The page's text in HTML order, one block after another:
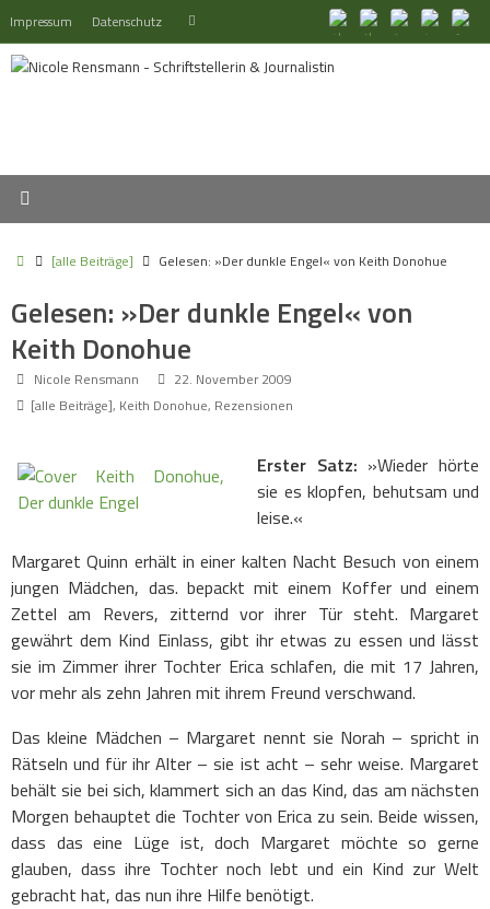
Inhalt
springen
Impressum Datenschutz Suchen
Start[alle Beiträge] Gelesen: »Der dunkle Engel« von Keith Donohue
Gelesen: »Der dunkle Engel« von
Keith Donohue
Nicole Rensmann
22. November 2009
[alle Beiträge], Keith Donohue, Rezensionen
Erster Satz: »Wieder hörte
sie es klopfen, behutsam und
leise.«
Margaret Quinn erhält in einer kalten Nacht Besuch von einem
jungen Mädchen, das. bepackt mit einem Koffer und einem
Zettel am Revers, zitternd vor ihrer Tür steht. Margaret
gewährt dem Kind Einlass, gibt ihr etwas zu essen und lässt
sie im Zimmer ihrer Tochter Erica schlafen, die mit 17 Jahren,
vor mehr als zehn Jahren mit ihrem Freund verschwand.
Das kleine Mädchen – Margaret nennt sie Norah – spricht in
Rätseln und für ihr Alter – sie ist acht – sehr weise. Margaret
behält sie bei sich, klammert sich an das Kind, das am nächsten
Morgen behauptet die Tochter von Erica zu sein. Beide wissen,
dass das eine Lüge ist, doch Margaret möchte so gerne
glauben, dass ihre Tochter noch lebt und ein Kind zur Welt
gebracht hat, das nun ihre Hilfe benötigt.